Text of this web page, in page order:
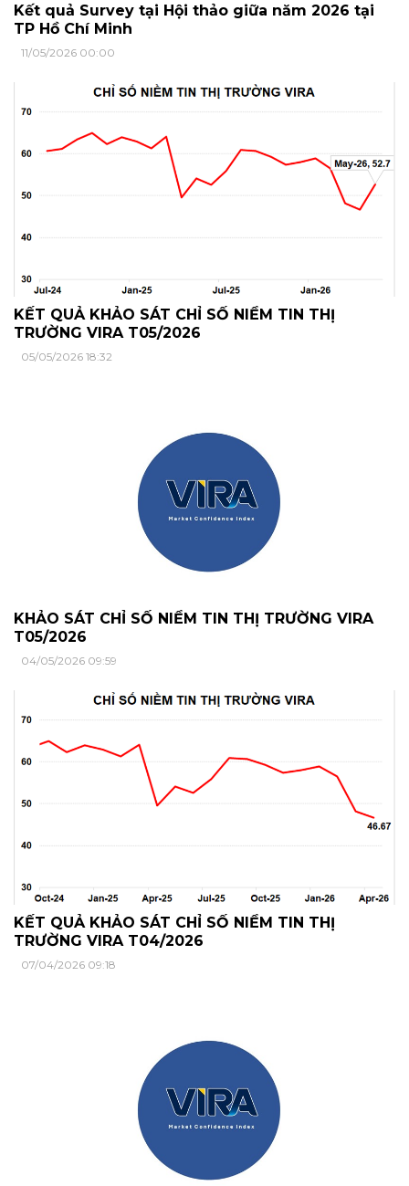
Kết quả Survey tại Hội thảo giữa năm 2026 tại
TP Hồ Chí Minh
11/05/2026 00:00
KẾT QUẢ KHẢO SÁT CHỈ SỐ NIỀM TIN THỊ
TRƯỜNG VIRA T05/2026
05/05/2026 18:32
KHẢO SÁT CHỈ SỐ NIỀM TIN THỊ TRƯỜNG VIRA
T05/2026
04/05/2026 09:59
KẾT QUẢ KHẢO SÁT CHỈ SỐ NIỀM TIN THỊ
TRƯỜNG VIRA T04/2026
07/04/2026 09:18